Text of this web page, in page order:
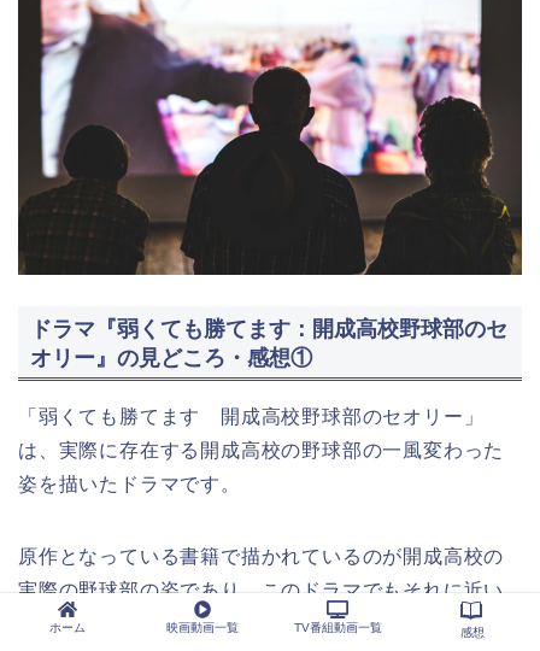
ドラマ『弱くても勝てます：開成高校野球部のセ
オリー』の見どころ・感想①
「弱くても勝てます 開成高校野球部のセオリー」
は、実際に存在する開成高校の野球部の一風変わった
姿を描いたドラマです。
原作となっている書籍で描かれているのが開成高校の
実際の野球部の姿であり、このドラマでもそれに近い
状況が再現されています。
ホーム 映画動画一覧 TV番組動画一覧 感想